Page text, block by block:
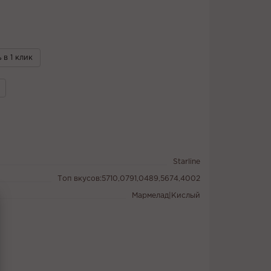
в 1 клик
Starline
Топ вкусов:5710,0791,0489,5674,4002
Мармелад|Кислый